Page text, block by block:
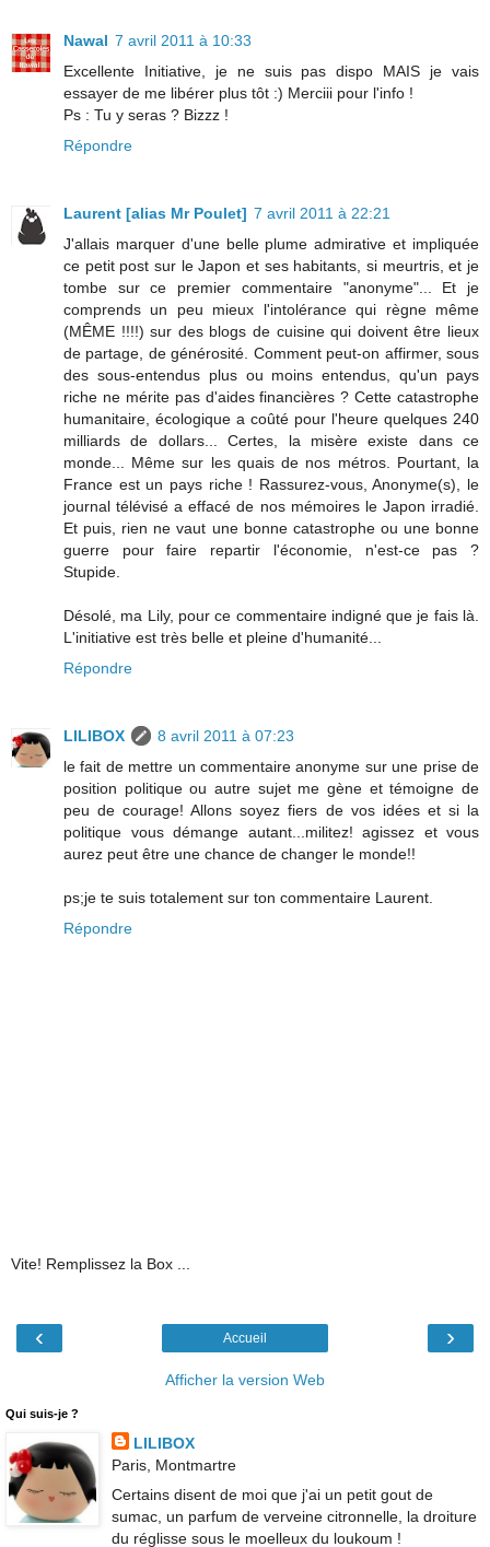
Nawal 7 avril 2011 à 10:33
Excellente Initiative, je ne suis pas dispo MAIS je vais
essayer de me libérer plus tôt :) Merciii pour l'info !
Ps : Tu y seras ? Bizzz !
Répondre
Laurent [alias Mr Poulet] 7 avril 2011 à 22:21
J'allais marquer d'une belle plume admirative et impliquée
ce petit post sur le Japon et ses habitants, si meurtris, et je
tombe sur ce premier commentaire "anonyme"... Et je
comprends un peu mieux l'intolérance qui règne même
(MÊME !!!!) sur des blogs de cuisine qui doivent être lieux
de partage, de générosité. Comment peut-on affirmer, sous
des sous-entendus plus ou moins entendus, qu'un pays
riche ne mérite pas d'aides financières ? Cette catastrophe
humanitaire, écologique a coûté pour l'heure quelques 240
milliards de dollars... Certes, la misère existe dans ce
monde... Même sur les quais de nos métros. Pourtant, la
France est un pays riche ! Rassurez-vous, Anonyme(s), le
journal télévisé a effacé de nos mémoires le Japon irradié.
Et puis, rien ne vaut une bonne catastrophe ou une bonne
guerre pour faire repartir l'économie, n'est-ce pas ?
Stupide.
Désolé, ma Lily, pour ce commentaire indigné que je fais là.
L'initiative est très belle et pleine d'humanité...
Répondre
LILIBOX
8 avril 2011 à 07:23
le fait de mettre un commentaire anonyme sur une prise de
position politique ou autre sujet me gène et témoigne de
peu de courage! Allons soyez fiers de vos idées et si la
politique vous démange autant...militez! agissez et vous
aurez peut être une chance de changer le monde!!
ps;je te suis totalement sur ton commentaire Laurent.
Répondre
Vite! Remplissez la Box ...
‹ ›
Accueil
Afficher la version Web
Qui suis-je ?
LILIBOX
Paris, Montmartre
Certains disent de moi que j'ai un petit gout de
sumac, un parfum de verveine citronnelle, la droiture
du réglisse sous le moelleux du loukoum !